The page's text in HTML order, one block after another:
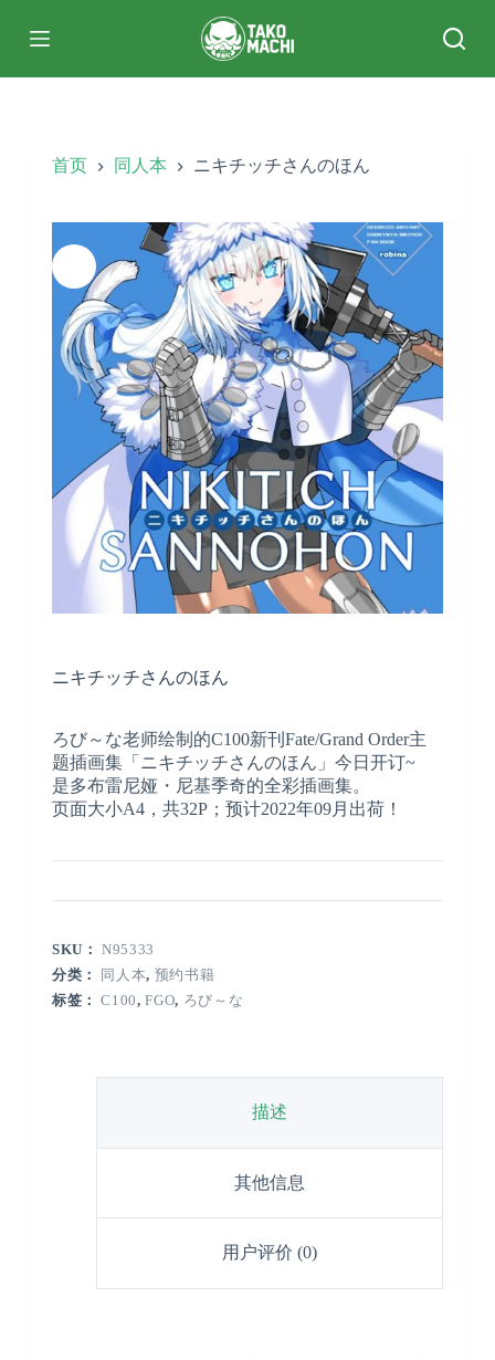
过
首页 同人本 ニキチッチさんのほん
ニキチッチさんのほん
ろび～な老师绘制的C100新刊Fate/Grand Order主
题插画集「ニキチッチさんのほん」今日开订~
是多布雷尼娅・尼基季奇的全彩插画集。
页面大小A4，共32P；预计2022年09月出荷！
SKU：N95333
分类：
同人本, 预约书籍
标签：C100,FGO, ろび～な
描述
其他信息
用户评价 (0)